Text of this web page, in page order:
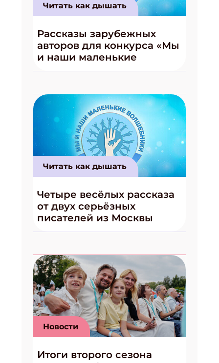
Читать как дышать
Рассказы зарубежных
авторов для конкурса «Мы
и наши маленькие
волшебники!»
Читать как дышать
Четыре весёлых рассказа
от двух серьёзных
писателей из Москвы
Новости
Итоги второго сезона
Получи электронный "Классный журнал" в
подарок!
Укажите имя
Укажите Ваш Email
ПОДПИСАТЬСЯ